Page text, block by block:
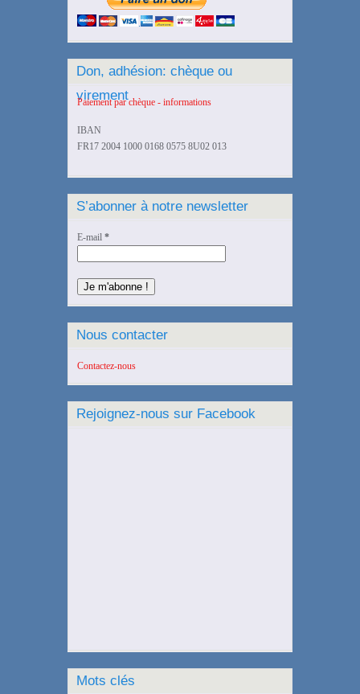
Don, adhésion: chèque ou
virement
Paiement par chèque - informations
IBAN
FR17 2004 1000 0168 0575 8U02 013
S’abonner à notre newsletter
E-mail *
Nous contacter
Contactez-nous
Rejoignez-nous sur Facebook
Mots clés